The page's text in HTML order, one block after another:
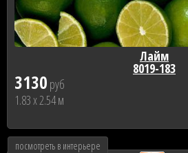
3130 руб
1.83 x 2.54 м
Лайм
8019-183
посмотреть в интерьере